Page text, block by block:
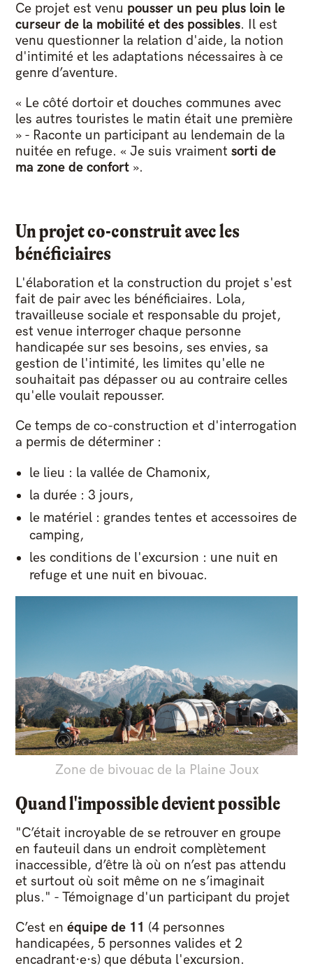
Ce projet est venu pousser un peu plus loin le
curseur de la mobilité et des possibles. Il est
venu questionner la relation d'aide, la notion
d'intimité et les adaptations nécessaires à ce
genre d’aventure.
« Le côté dortoir et douches communes avec
les autres touristes le matin était une première
» - Raconte un participant au lendemain de la
nuitée en refuge. « Je suis vraimentsorti de
ma zone de confort ».
Un projet co-construit avec les
bénéficiaires
L'élaboration et la construction du projet s'est
fait de pair avec les bénéficiaires. Lola,
travailleuse sociale et responsable du projet,
est venue interroger chaque personne
handicapée sur ses besoins, ses envies, sa
gestion de l'intimité, les limites qu'elle ne
souhaitait pas dépasser ou au contraire celles
qu'elle voulait repousser.
Ce temps de co-construction et d'interrogation
a permis de déterminer :
le lieu : la vallée de Chamonix,
la durée : 3 jours,
le matériel : grandes tentes et accessoires de
camping,
les conditions de l'excursion : une nuit en
refuge et une nuit en bivouac.
Zone de bivouac de la Plaine Joux
Quand l'impossible devient possible
"C’était incroyable de se retrouver en groupe
en fauteuil dans un endroit complètement
inaccessible, d’être là où on n’est pas attendu
et surtout où soit même on ne s’imaginait
plus." - Témoignage d'un participant du projet
C’est enéquipe de 11 (4 personnes
handicapées, 5 personnes valides et 2
encadrant·e·s) que débuta l'excursion.